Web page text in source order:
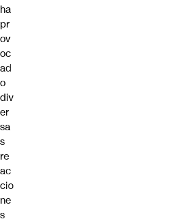
ha
pr
ov
oc
ad
o
div
er
sa
s
re
ac
cio
ne
s